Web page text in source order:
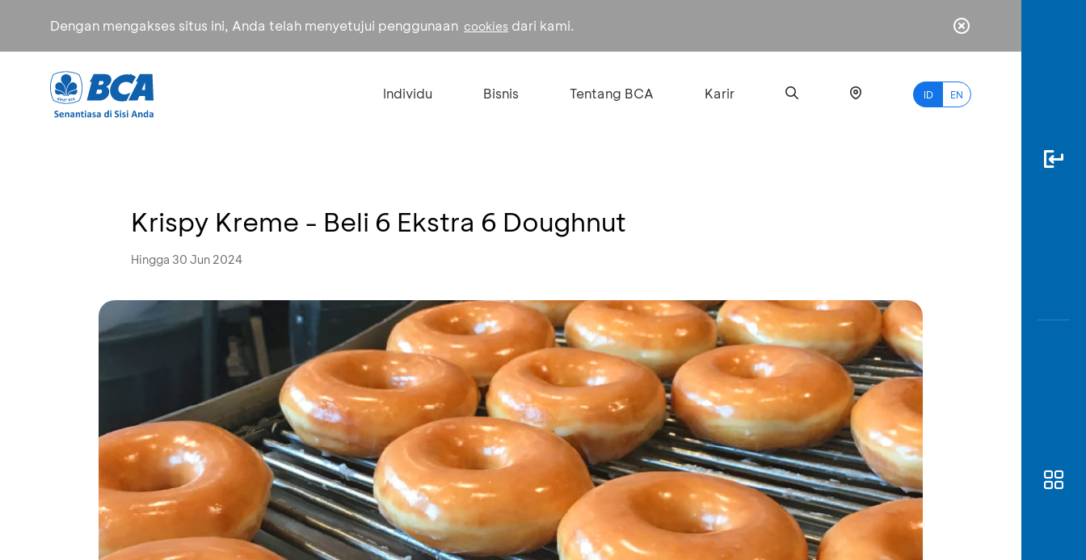
Dengan mengakses situs ini, Anda telah menyetujui penggunaan cookies dari kami.
Individu Bisnis Tentang BCA Karir ID EN
Krispy Kreme - Beli 6 Ekstra 6 Doughnut
Hingga 30 Jun 2024